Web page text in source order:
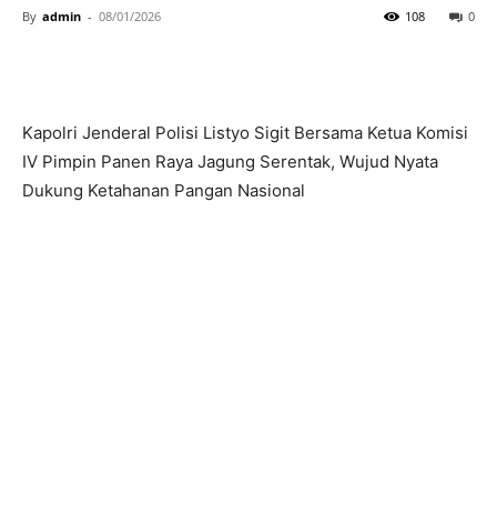
By admin - 08/01/2026 0
108
Kapolri Jenderal Polisi Listyo Sigit Bersama Ketua Komisi
IV Pimpin Panen Raya Jagung Serentak, Wujud Nyata
Dukung Ketahanan Pangan Nasional